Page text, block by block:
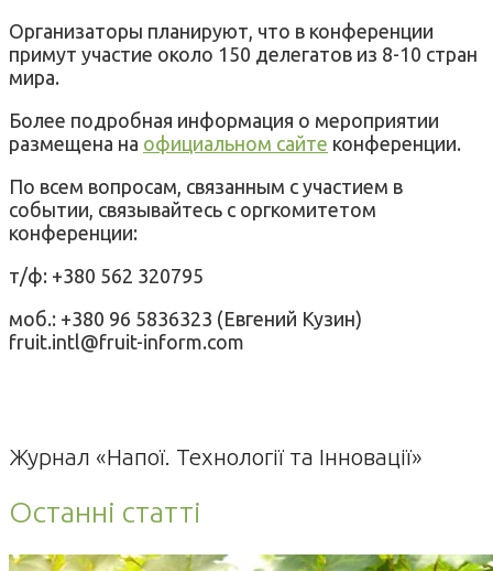
Организаторы планируют, что в конференции
примут участие около 150 делегатов из 8-10 стран
мира.
Более подробная информация о мероприятии
размещена на официальном сайте конференции.
По всем вопросам, связанным с участием в
событии, связывайтесь с оргкомитетом
конференции:
т/ф: +380 562 320795
моб.: +380 96 5836323 (Евгений Кузин)
fruit.intl@fruit-inform.com
Журнал «Напої. Технології та Інновації»
Останні статті